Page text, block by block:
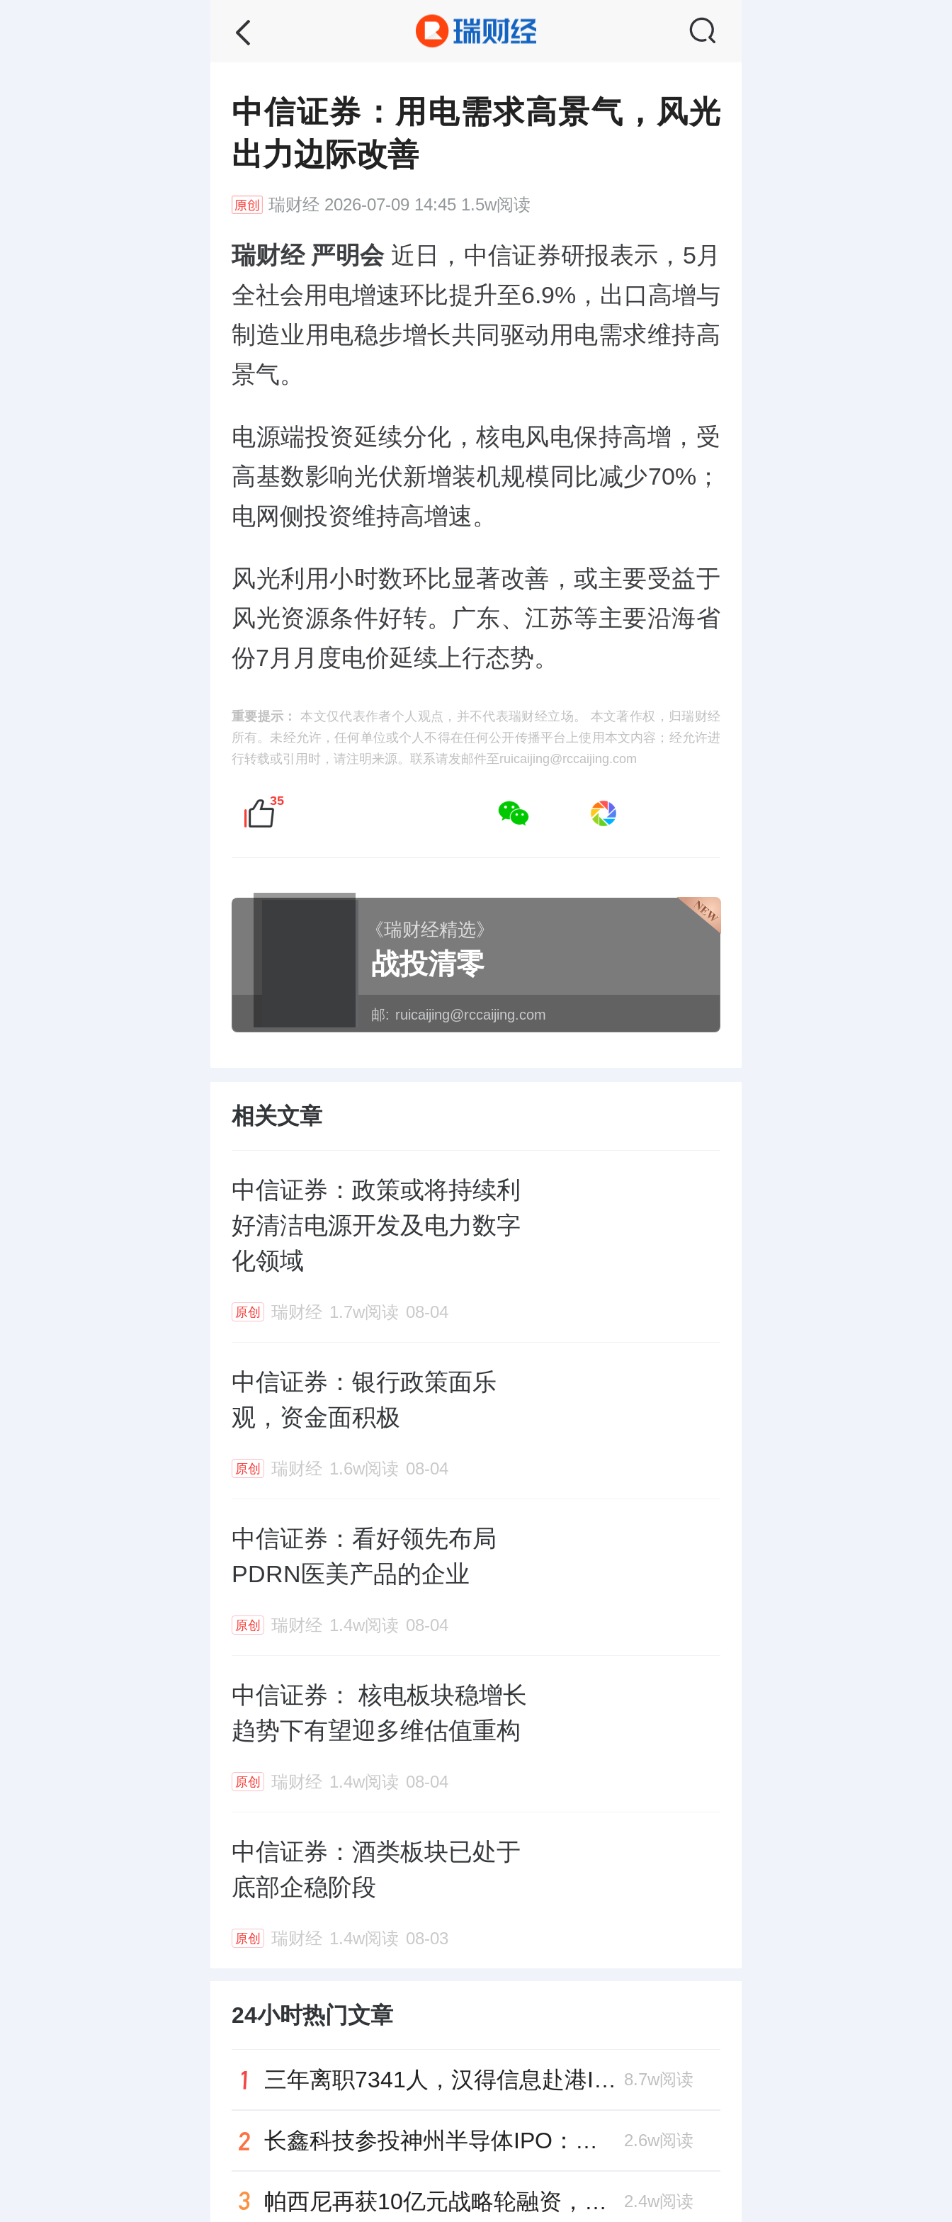
中信证券：用电需求高景气，风光
出力边际改善
瑞财经 2026-07-09 14:45 1.5w阅读
瑞财经 严明会近日，中信证券研报表示，5月
全社会用电增速环比提升至6.9%，出口高增与
制造业用电稳步增长共同驱动用电需求维持高
景气。
电源端投资延续分化，核电风电保持高增，受
高基数影响光伏新增装机规模同比减少70%；
电网侧投资维持高增速。
风光利用小时数环比显著改善，或主要受益于
风光资源条件好转。广东、江苏等主要沿海省
份7月月度电价延续上行态势。
重要提示：
本文仅代表作者个人观点，并不代表瑞财经立场。 本文著作权，归瑞财经
所有。未经允许，任何单位或个人不得在任何公开传播平台上使用本文内容；经允许进
行转载或引用时，请注明来源。联系请发邮件至ruicaijing@rccaijing.com
35
《瑞财经精选》
战投清零
邮: ruicaijing@rccaijing.com
相关文章
中信证券：政策或将持续利
好清洁电源开发及电力数字
化领域
原创 瑞财经 1.7w阅读 08-04
中信证券：银行政策面乐
观，资金面积极
原创 瑞财经 1.6w阅读 08-04
中信证券：看好领先布局
PDRN医美产品的企业
原创 瑞财经 1.4w阅读 08-04
中信证券： 核电板块稳增长
趋势下有望迎多维估值重构
原创 瑞财经 1.4w阅读 08-04
中信证券：酒类板块已处于
底部企稳阶段
原创 瑞财经 1.4w阅读 08-03
24小时热门文章
三年离职7341人，汉得信息赴港IPO前欠缴社保1.55亿元 8.7w阅读
长鑫科技参投神州半导体IPO：朱培文、陈觉晓变现2.6亿，董秘和保荐人有旧 2.6w阅读
帕西尼再获10亿元战略轮融资，注册地从深圳迁至北京 2.4w阅读